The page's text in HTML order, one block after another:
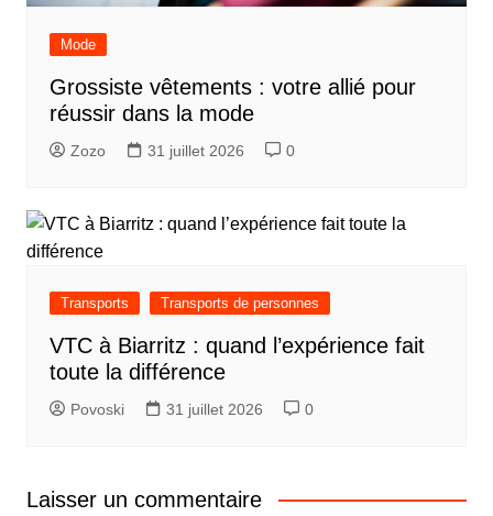
Mode
Grossiste vêtements : votre allié pour
réussir dans la mode
Zozo 31 juillet 2026 0
Transports Transports de personnes
VTC à Biarritz : quand l’expérience fait
toute la différence
Povoski 31 juillet 2026 0
Laisser un commentaire